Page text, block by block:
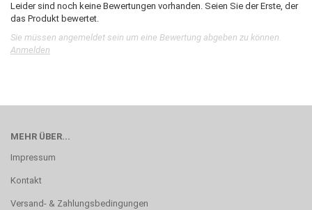
Leider sind noch keine Bewertungen vorhanden. Seien Sie der Erste, der
das Produkt bewertet.
Sie müssen angemeldet sein um eine Bewertung abgeben zu können.
Anmelden
MEHR ÜBER...
Impressum
Kontakt
Versand- & Zahlungsbedingungen